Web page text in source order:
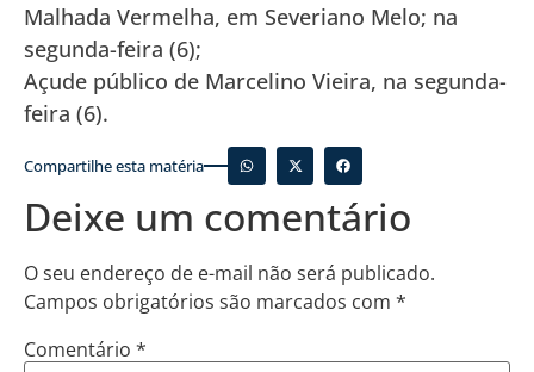
Malhada Vermelha, em Severiano Melo; na
segunda-feira (6);
Açude público de Marcelino Vieira, na segunda-
feira (6).
Compartilhe esta matéria
Deixe um comentário
O seu endereço de e-mail não será publicado.
Campos obrigatórios são marcados com *
Comentário *